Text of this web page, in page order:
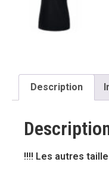
Description
!!!! Les autres